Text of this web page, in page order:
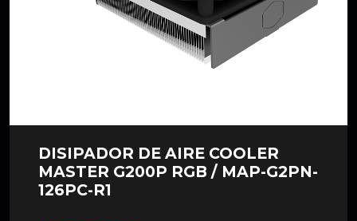
DISIPADOR DE AIRE COOLER
MASTER G200P RGB / MAP-G2PN-
126PC-R1